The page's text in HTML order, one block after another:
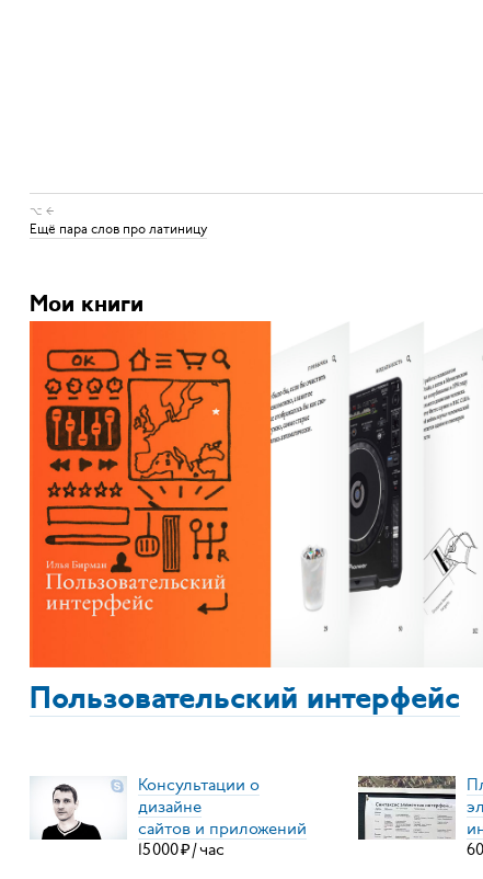
⌥ ←
Ещё пара слов про латиницу
Мои книги
Пользовательский интерфейс
Консультации о
дизайне
сайтов и приложений
15000₽/час
60